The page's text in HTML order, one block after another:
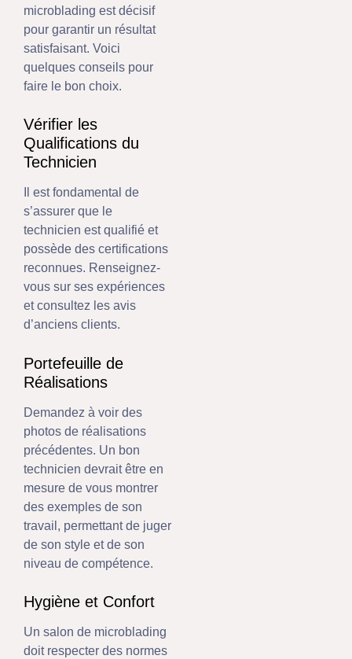
microblading est décisif
pour garantir un résultat
satisfaisant. Voici
quelques conseils pour
faire le bon choix.
Vérifier les
Qualifications du
Technicien
Il est fondamental de
s’assurer que le
technicien est qualifié et
possède des certifications
reconnues. Renseignez-
vous sur ses expériences
et consultez les avis
d’anciens clients.
Portefeuille de
Réalisations
Demandez à voir des
photos de réalisations
précédentes. Un bon
technicien devrait être en
mesure de vous montrer
des exemples de son
travail, permettant de juger
de son style et de son
niveau de compétence.
Hygiène et Confort
Un salon de microblading
doit respecter des normes